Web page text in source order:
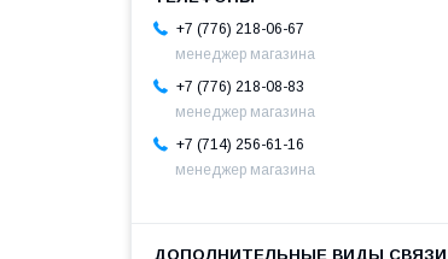
+7 (776) 218-06-67
менеджер магазина
+7 (776) 218-08-83
менеджер магазина
+7 (714) 256-61-16
менеджер магазина